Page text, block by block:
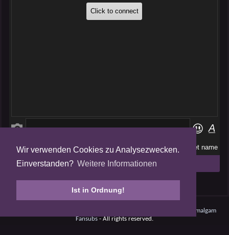
Wir verwenden Cookies zu Analysezwecken.
Einverstanden? Weitere Informationen
Ist in Ordnung!
Folge uns auf
Tweets by AmalgamFansubs
Amalgam
Fansubs- All rights reserved.